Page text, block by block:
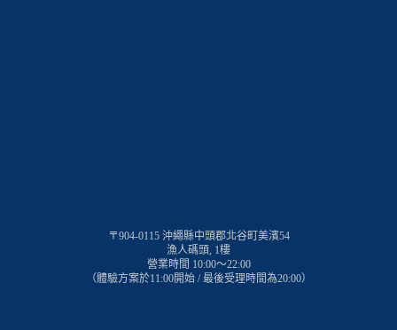
〒904-0115 沖繩縣中頭郡北谷町美濱54
漁人碼頭, 1樓
營業時間 10:00～22:00
（體驗方案於11:00開始 / 最後受理時間為20:00）